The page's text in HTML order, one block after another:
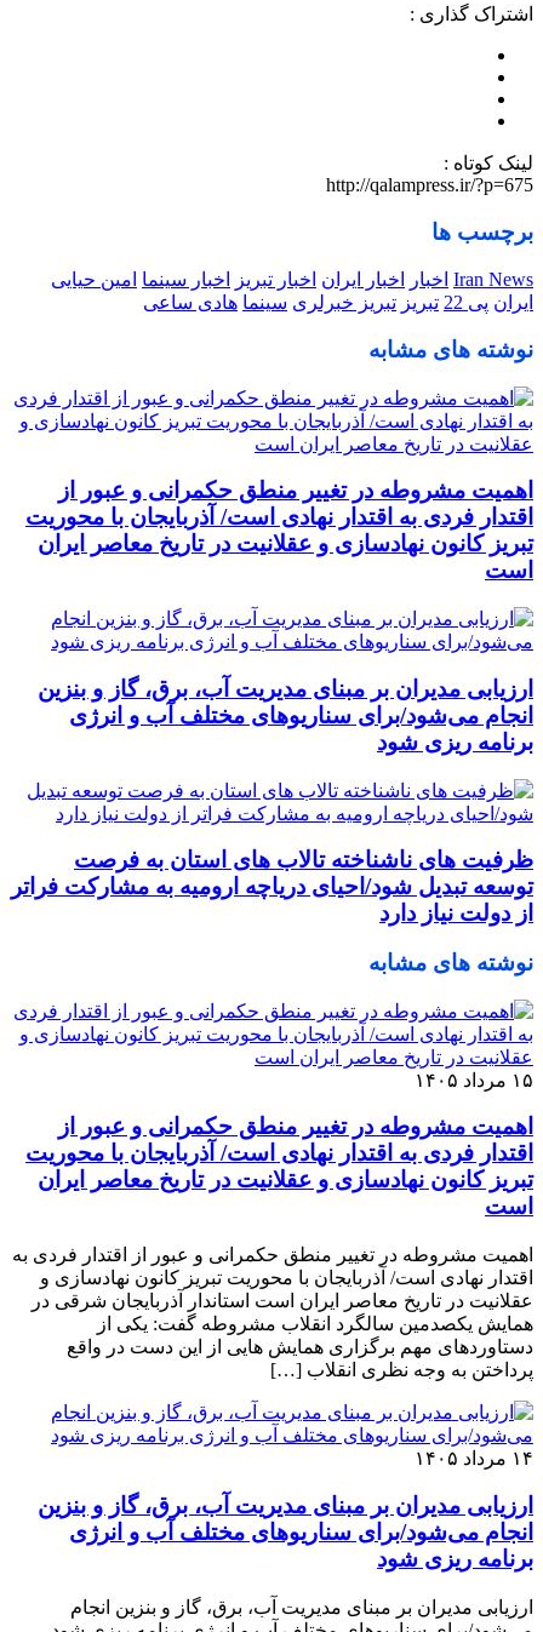
اشتراک گذاری :
لینک کوتاه :
http://qalampress.ir/?p=675
برچسب ها
Iran News اخبار اخبار ایران اخبار تبریز اخبار سینما امین حیایی
ایران پی 22 تبریز تبریز خبرلری سینما هادی ساعی
نوشته های مشابه
اهمیت مشروطه در تغییر منطق حکمرانی و عبور از
اقتدار فردی به اقتدار نهادی است/ آذربایجان با محوریت
تبریز کانون نهادسازی و عقلانیت در تاریخ معاصر ایران
است
ارزیابی مدیران بر مبنای مدیریت آب، برق، گاز و بنزین
انجام می‌شود/برای سناریوهای مختلف آب و انرژی
برنامه ‌ریزی شود
ظرفیت‌ های ناشناخته تالاب‌ های استان به فرصت
توسعه تبدیل شود/احیای دریاچه ارومیه به مشارکت فراتر
از دولت نیاز دارد
نوشته های مشابه
۱۵ مرداد ۱۴۰۵
اهمیت مشروطه در تغییر منطق حکمرانی و عبور از
اقتدار فردی به اقتدار نهادی است/ آذربایجان با محوریت
تبریز کانون نهادسازی و عقلانیت در تاریخ معاصر ایران
است
اهمیت مشروطه در تغییر منطق حکمرانی و عبور از اقتدار فردی به
اقتدار نهادی است/ آذربایجان با محوریت تبریز کانون نهادسازی و
عقلانیت در تاریخ معاصر ایران است استاندار آذربایجان شرقی در
همایش یکصدمین سالگرد انقلاب مشروطه گفت: یکی از
دستاوردهای مهم برگزاری همایش هایی از این دست در واقع
پرداختن به وجه نظری انقلاب […]
۱۴ مرداد ۱۴۰۵
ارزیابی مدیران بر مبنای مدیریت آب، برق، گاز و بنزین
انجام می‌شود/برای سناریوهای مختلف آب و انرژی
برنامه ‌ریزی شود
ارزیابی مدیران بر مبنای مدیریت آب، برق، گاز و بنزین انجام